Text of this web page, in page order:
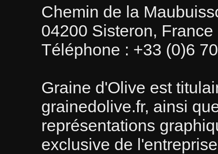
Chemin de la
04200 Sisteron, France
Téléphone : +33 (0)6
Graine d'Olive est
grainedolive.fr, ainsi
représentations
exclusive de